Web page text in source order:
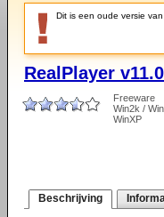
Dit is een oude versie
RealPlayer
Freeware
Win2k /
WinXP
Beschrijving